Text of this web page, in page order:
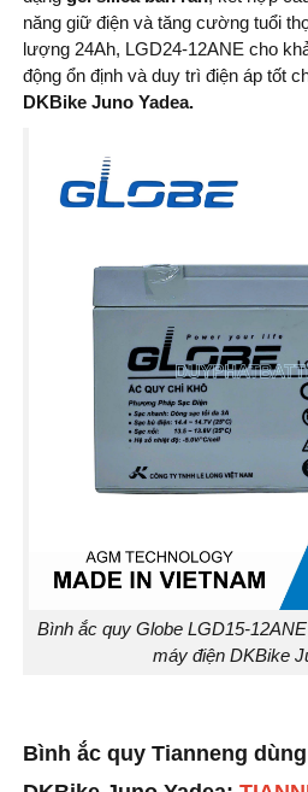
năng giữ điện và tăng cường tuổi
lượng 24Ah, LGD24-12ANE cho
động ổn định và duy trì điện áp tốt
DKBike Juno Yadea.
Bình ắc quy Globe LGD15-
máy điện DKBike
Bình ắc quy Tianneng